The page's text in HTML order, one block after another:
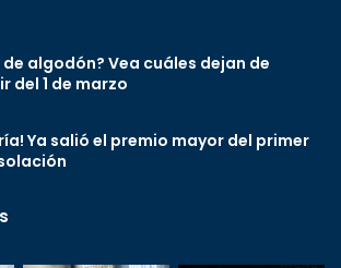
algodón? Vea cuáles dejan de
del 1 de marzo
Ya salió el premio mayor del primer